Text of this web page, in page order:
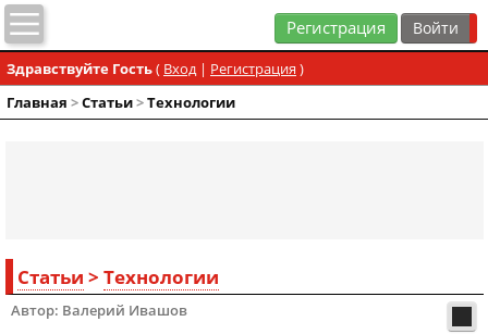
Регистрация
Здравствуйте Гость( Вход| Регистрация )
Главная >Статьи>Технологии
Статьи > Технологии
Автор: Валерий Ивашов